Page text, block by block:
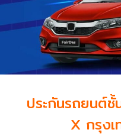
ประกันรถยนต์
X กรุง